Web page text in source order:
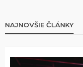
NAJNOVŠIE ČLÁNKY